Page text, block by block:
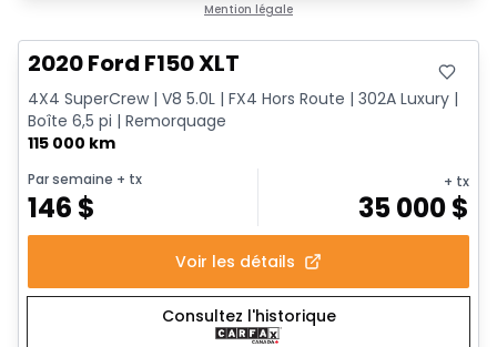
Mention légale
2020 Ford F150 XLT
4X4 SuperCrew | V8 5.0L | FX4 Hors Route | 302A Luxury |
Boîte 6,5 pi | Remorquage
115 000 km
Par semaine + tx
146 $
+ tx
35 000$
Voir les détails
Consultez l'historique